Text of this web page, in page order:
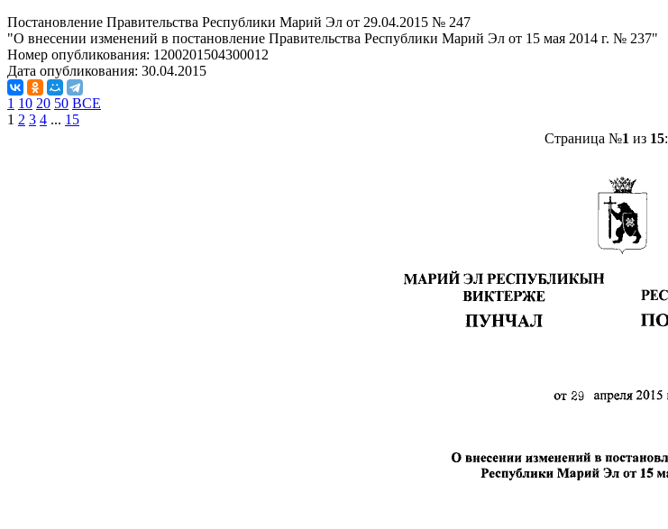
Постановление Правительства Республики Марий Эл от 29.04.2015 № 247
"О внесении изменений в постановление Правительства Республики Марий Эл от 15 мая 2014 г. № 237"
Номер опубликования: 1200201504300012
Дата опубликования: 30.04.2015
1 10 20 50 ВСЕ
1 2 3 4 ... 15
Страница №1 из 15: